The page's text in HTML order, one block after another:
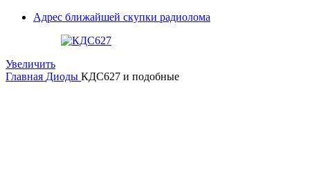
Адрес ближайшей скупки радиолома
Увеличить
Главная Диоды КДС627 и подобные